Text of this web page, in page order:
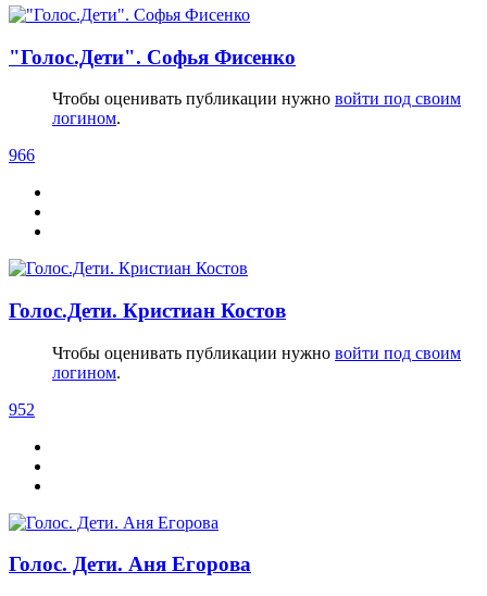
"Голос.Дети". Софья Фисенко
Чтобы оценивать публикации нужно войти под своим
логином.
966
Голос.Дети. Кристиан Костов
Чтобы оценивать публикации нужно войти под своим
логином.
952
Голос. Дети. Аня Егорова